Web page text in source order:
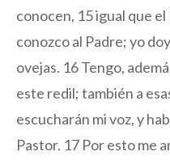
conocen, 15igual que el
conozco al Padre; yo
ovejas. 16Tengo,
este redil; también a
escucharán mi voz, y
Pastor. 17 Por esto me